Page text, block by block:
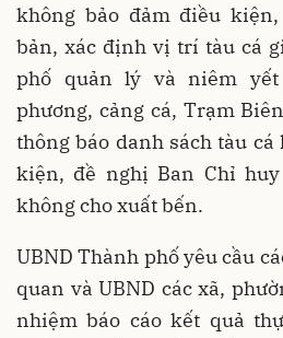
không bảo đảm điều
bản, xác định vị trí tàu cá
phố quản lý và niêm
phương, cảng cá, Trạm
thông báo danh sách tàu
kiện, đề nghị Ban Chỉ
không cho xuất bến.
UBND Thành phố yêu cầu
quan và UBND các xã,
nhiệm báo cáo kết quả